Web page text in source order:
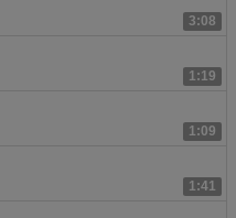
3:08
1:19
1:09
1:41